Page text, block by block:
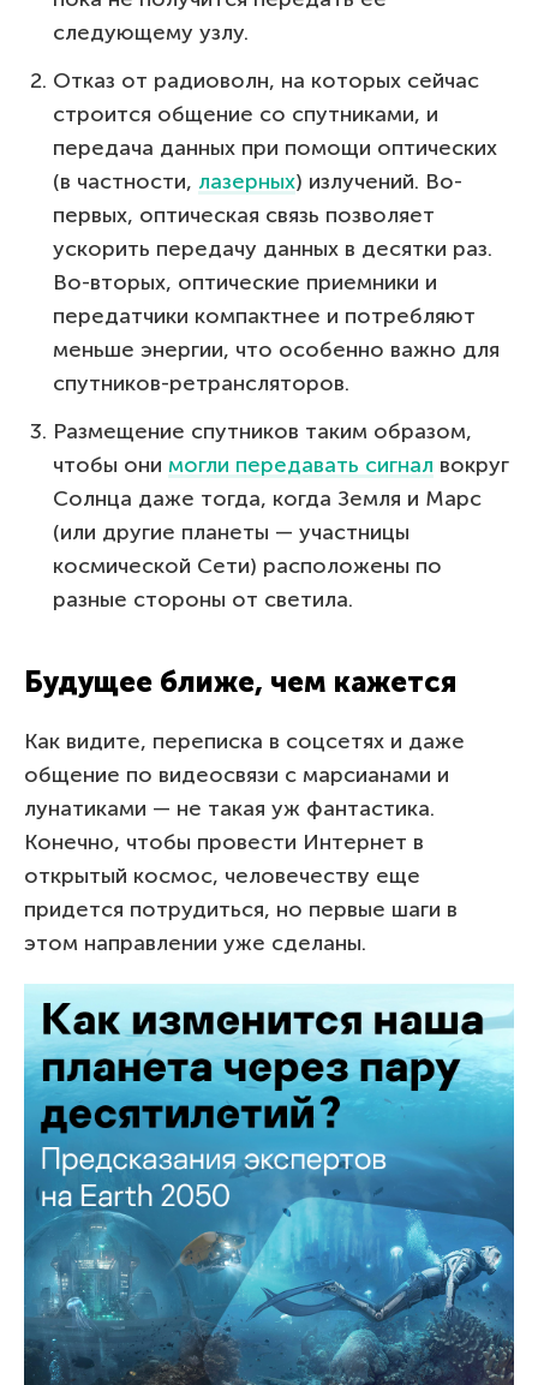
следующему узлу.
Отказ от радиоволн, на которых сейчас
строится общение со спутниками, и
передача данных при помощи оптических
(в частности, лазерных) излучений. Во-
первых, оптическая связь позволяет
ускорить передачу данных в десятки раз.
Во-вторых, оптические приемники и
передатчики компактнее и потребляют
меньше энергии, что особенно важно для
спутников-ретрансляторов.
Размещение спутников таким образом,
чтобы они могли передавать сигнал вокруг
Солнца даже тогда, когда Земля и Марс
(или другие планеты — участницы
космической Сети) расположены по
разные стороны от светила.
Будущее ближе, чем кажется
Как видите, переписка в соцсетях и даже
общение по видеосвязи с марсианами и
лунатиками — не такая уж фантастика.
Конечно, чтобы провести Интернет в
открытый космос, человечеству еще
придется потрудиться, но первые шаги в
этом направлении уже сделаны.